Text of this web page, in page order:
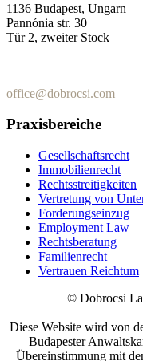
1136 Budapest, Ungarn
Pannónia str. 30
Tür 2, zweiter Stock
office@dobrocsi.com
Praxisbereiche
Gesellschaftsrecht
Immobilienrecht
Rechtsstreitigkeiten
Vertretung von
Forderungseinzug
Employment Law
Rechtsberatung
Familienrecht
Vertrauen Reichtum
© Dobrocsi
Diese Website wird von
Budapester
Übereinstimmung mit